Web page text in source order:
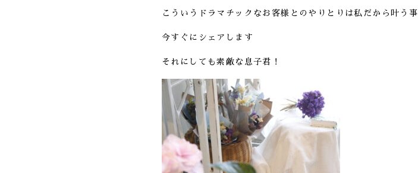
こういうドラマチックなお客様とのやりとりは私だから叶う事
今すぐにシェアします
それにしても素敵な息子君！